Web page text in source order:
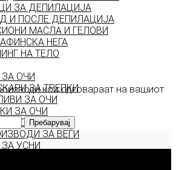
ЗА ДЕПИЛАЦИЈА
И ПОСЛЕ ДЕПИЛАЦИЈА
МАСЛА И ГЕЛОВИ
НЕГА
НА ТЕЛО
ОЧИ
ЗА ТРЕПКИ
ЗА ОЧИ
ЗА ОЧИ
ЗА ОЧИ
ЗА ВЕЃИ
УСНИ
кои одговараат на вашиот
Пребарувај